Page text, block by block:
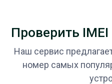
Проверить
Наш сервис
номер самых